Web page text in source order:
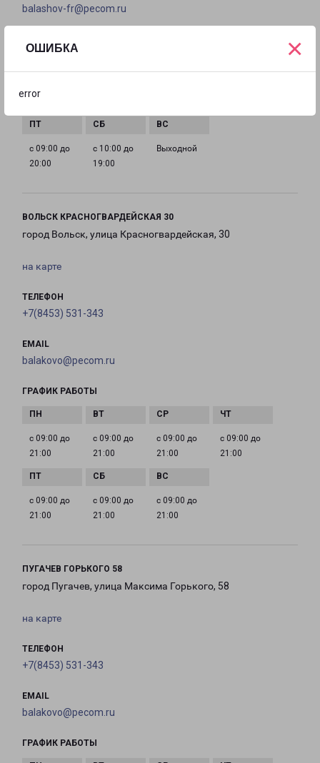
ОШИБКА
error
×
balashov-fr@pecom.ru
с 09:00 до
20:00
с 10:00 до
19:00
Выходной
ВОЛЬСК КРАСНОГВАРДЕЙСКАЯ 30
город Вольск, улица Красногвардейская, 30
на карте
ТЕЛЕФОН
+7(8453) 531-343
EMAIL
balakovo@pecom.ru
ГРАФИК РАБОТЫ
с 09:00 до
21:00
с 09:00 до
21:00
с 09:00 до
21:00
с 09:00 до
21:00
с 09:00 до
21:00
с 09:00 до
21:00
с 09:00 до
21:00
ПУГАЧЕВ ГОРЬКОГО 58
город Пугачев, улица Максима Горького, 58
на карте
ТЕЛЕФОН
+7(8453) 531-343
EMAIL
balakovo@pecom.ru
ГРАФИК РАБОТЫ